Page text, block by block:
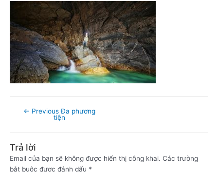
← Previous Đa phương
tiện
Trả lời
Email của bạn sẽ không được hiển thị công khai. Các trường
bắt buộc được đánh dấu *